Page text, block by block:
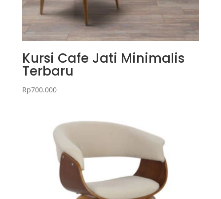
Kursi Cafe Jati Minimalis
Terbaru
Rp700.000